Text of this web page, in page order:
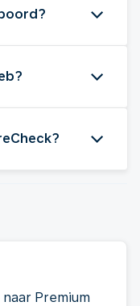
Premium